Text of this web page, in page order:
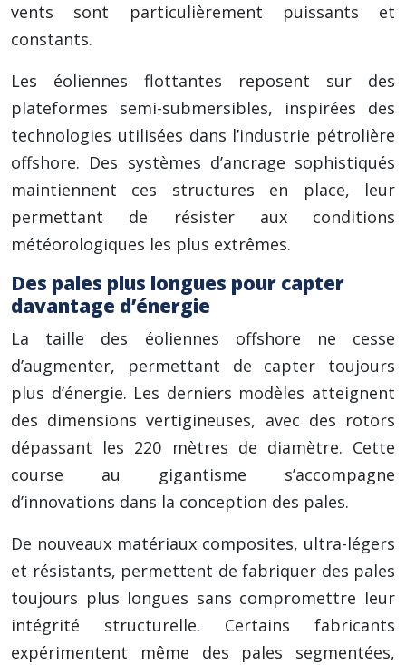
vents sont particulièrement puissants et
constants.
Les éoliennes flottantes reposent sur des
plateformes semi-submersibles, inspirées des
technologies utilisées dans l’industrie pétrolière
offshore. Des systèmes d’ancrage sophistiqués
maintiennent ces structures en place, leur
permettant de résister aux conditions
météorologiques les plus extrêmes.
Des pales plus longues pour capter
davantage d’énergie
La taille des éoliennes offshore ne cesse
d’augmenter, permettant de capter toujours
plus d’énergie. Les derniers modèles atteignent
des dimensions vertigineuses, avec des rotors
dépassant les 220 mètres de diamètre. Cette
course au gigantisme s’accompagne
d’innovations dans la conception des pales.
De nouveaux matériaux composites, ultra-légers
et résistants, permettent de fabriquer des pales
toujours plus longues sans compromettre leur
intégrité structurelle. Certains fabricants
expérimentent même des pales segmentées,